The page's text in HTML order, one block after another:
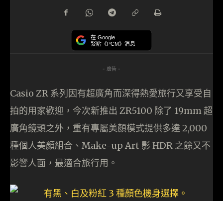
在 Google
緊貼《PCM》消息
- 廣告 -
Casio ZR 系列因有超廣角而深得熱愛旅行又享受自
拍的用家歡迎，今次新推出 ZR5100 除了 19mm 超
廣角鏡頭之外，重有專屬美顏模式提供多達 2,000
種個人美顏組合、Make-up Art 影 HDR 之餘又不
影響人面，最適合旅行用。